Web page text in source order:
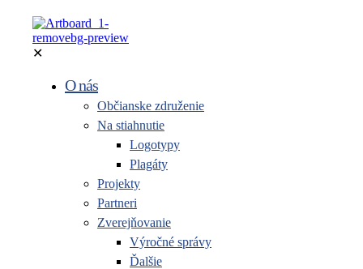
✕
O nás
Občianske združenie
Na stiahnutie
Logotypy
Plagáty
Projekty
Partneri
Zverejňovanie
Výročné správy
Ďalšie